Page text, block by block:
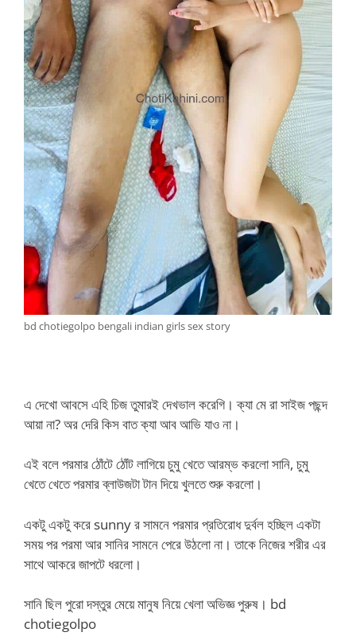
bd chotiegolpo bengali indian girls sex story
এ দেখো আবসে এহি চিজ তুমারই দেখভাল করেগি। ক্যা মে রা সাইজ পছন্দ
আয়া না? অর দেরি কিস বাত ক্যা আব আভি যাও না।
এই বলে পরমার ঠোঁটে ঠোঁট লাগিয়ে চুমু খেতে আরম্ভ করলো সানি, চুমু
খেতে খেতে পরমার ব্লাউজটা টান দিয়ে খুলতে শুরু করলো।
একটু একটু করে sunny র সামনে পরমার প্রতিরোধ দুর্বল হচ্ছিল একটা
সময় পর পরমা আর সানির সামনে পেরে উঠলো না। তাকে নিজের শরীর এর
সাথে আকরে জাপটে ধরলো।
সানি ছিল পুরো দস্তুর মেয়ে মানুষ নিয়ে খেলা অভিজ্ঞ পুরুষ। bd
chotiegolpo